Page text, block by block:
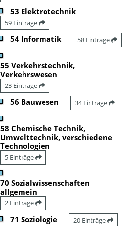
53 Elektrotechnik
59 Einträge
54 Informatik 58 Einträge
55 Verkehrstechnik,
Verkehrswesen
23 Einträge
56 Bauwesen 34 Einträge
58 Chemische Technik,
Umwelttechnik, verschiedene
Technologien
5 Einträge
70 Sozialwissenschaften
allgemein
2 Einträge
71 Soziologie 20 Einträge